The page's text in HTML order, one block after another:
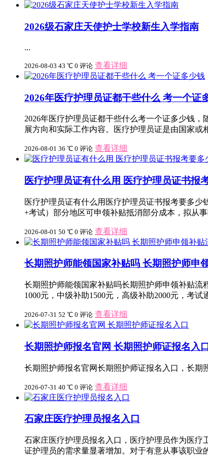
2026级石家庄天使护士学校新生入学指南
...
2026-08-03 43 ℃ 0 评论 查看详细
2026年医疗护理员证都干些什么 考一个证
2026年医疗护理员证都干些什么考一个证多少钱
展方向和实际工作内容。医疗护理员证是由国家
2026-08-01 36 ℃ 0 评论 查看详细
医疗护理员证有什么用 医疗护理员证书报
医疗护理员证有什么用医疗护理员证书报考要多少
+考试）部分地区可申领补贴抵消部分成本，拟从
2026-08-01 50 ℃ 0 评论 查看详细
长期照护师能领国家补贴吗 长期照护师申
长期照护师能领国家补贴吗长期照护师申领补贴
1000元，中级补助1500元，高级补助2000元，考
2026-07-31 52 ℃ 0 评论 查看详细
长期照护师报名官网 长期照护师证报名入口
长期照护师报名官网长期照护师证报名入口，长
2026-07-31 40 ℃ 0 评论 查看详细
石家庄医疗护理员报名入口
石家庄医疗护理员报名入口，医疗护理员作为医
证护理员的需求量显著增加。对于有意从事该职